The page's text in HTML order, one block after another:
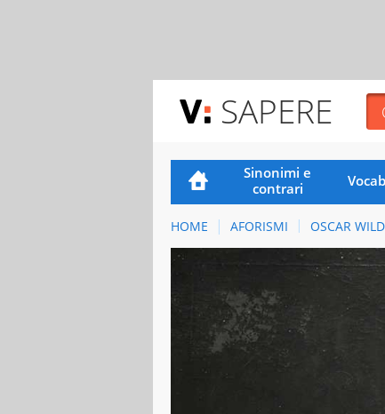
SAPERE
Sinonimi e
contrari
HOME AFORISMI OSCAR